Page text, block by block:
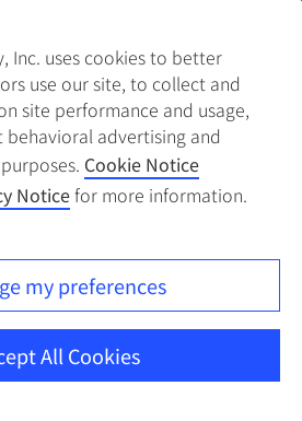
Inc. uses cookies to better
use our site, to collect and
site performance and usage,
advertising and
Cookie Notice
Noticefor more information.
my preferences
All Cookies